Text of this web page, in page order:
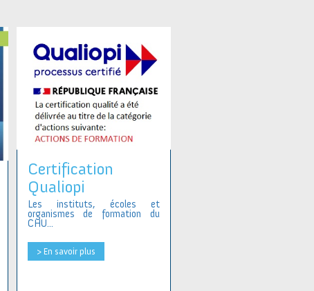
Certification
Qualiopi
Les instituts, écoles et
organismes de formation du
CHU...
> En savoir plus